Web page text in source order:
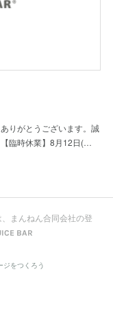
りがとうございます。誠
臨時休業】8月12日(…
まんねん合同会社の登
BAR
ジをつくろう